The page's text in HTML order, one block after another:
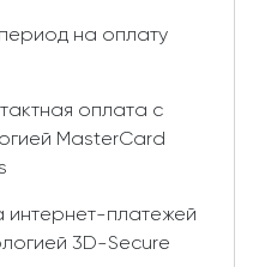
на оплату
оплата с
MasterCard
интернет-платежей
3D-Secure